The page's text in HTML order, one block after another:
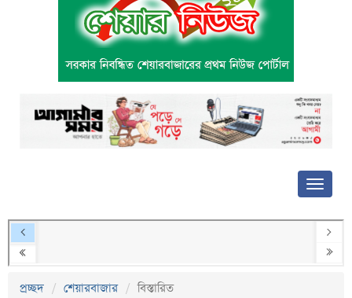
প্রচ্ছদ শেয়ারবাজার বিস্তারিত